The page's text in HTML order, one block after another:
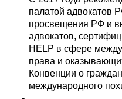
палатой адвокатов
просвещения РФ и
адвокатов,
HELP в сфере
права и
Конвенции о
международного